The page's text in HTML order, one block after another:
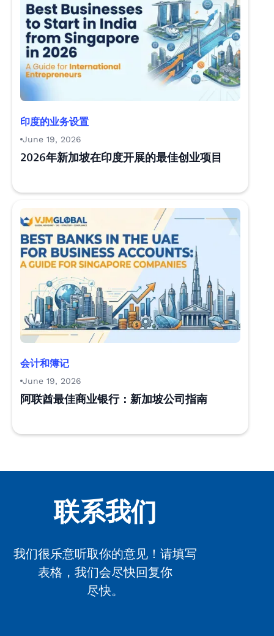
印度的业务设置
June 19, 2026
2026年新加坡在印度开展的最佳创业项目
会计和簿记
June 19, 2026
阿联酋最佳商业银行：新加坡公司指南
联系我们
我们很乐意听取你的意见！请填写
表格，我们会尽快回复你
尽快。